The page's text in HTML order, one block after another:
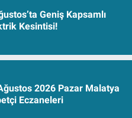
Geniş Kapsamlı
Kesintisi!
2026 Pazar Malatya
Eczaneleri